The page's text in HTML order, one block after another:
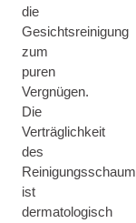
die
Gesichtsreinigung
zum
puren
Vergnügen.
Die
Verträglichkeit
des
Reinigungsschaum
ist
dermatologisch